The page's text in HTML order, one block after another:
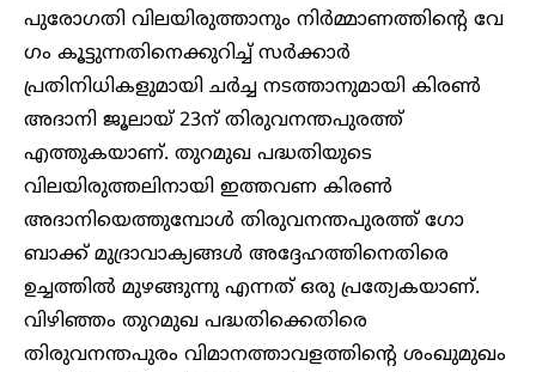
പുരോ​ഗതി വിലയിരുത്താനും നിർമ്മാണത്തിന്റെ വേ​
ഗം കൂട്ടുന്നതിനെക്കുറിച്ച് സർക്കാർ
പ്രതിനിധികളുമായി ചർച്ച നടത്താനുമായി കിരൺ
അദാനി ജൂലായ് 23ന് തിരുവനന്തപുരത്ത്
എത്തുകയാണ്. തുറമുഖ പദ്ധതിയുടെ
വിലയിരുത്തലിനായി ഇത്തവണ കിരൺ
അദാനിയെത്തുമ്പോൾ തിരുവനന്തപുരത്ത് ​ഗോ
ബാക്ക് മുദ്രാവാക്യങ്ങൾ അദ്ദേഹത്തിനെതിരെ
ഉച്ചത്തിൽ മുഴങ്ങുന്നു എന്നത് ഒരു പ്രത്യേകയാണ്.
വിഴിഞ്ഞം തുറമുഖ പദ്ധതിക്കെതിരെ
തിരുവനന്തപുരം വിമാനത്താവളത്തിന്റെ ശംഖുമുഖം